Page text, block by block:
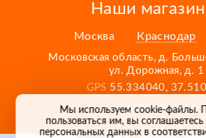
Наши
Москва Краснодар
Московская область, д.
ул. Дорожная, д. 1
GPS 55.334040,
Карта проезда
Мы используем cookie-файлы.
пользоваться им, вы
персональных данных в